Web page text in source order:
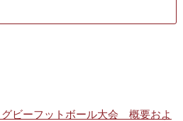
ビーフットボール大会 概要およ